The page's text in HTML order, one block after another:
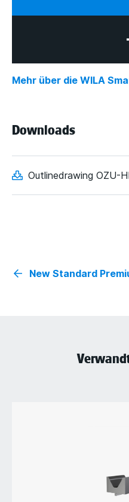
Mehr über die WILA
Downloads
Outlinedrawing OZU-
New Standard